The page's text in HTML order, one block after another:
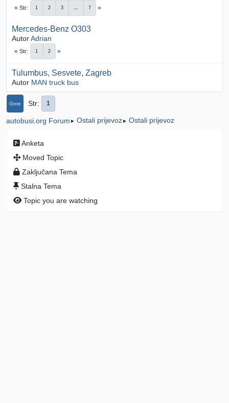
Str 1 2 3 ... 7
Mercedes-Benz O303
AutorAdrian
Str 1 2
Tulumbus, Sesvete, Zagreb
Autor MAN truck bus
Gore Str 1
autobusi.org Forum ► Ostali prijevoz► Ostali prijevoz
Anketa
Moved Topic
Zaključana Tema
Stalna Tema
Topic you are watching